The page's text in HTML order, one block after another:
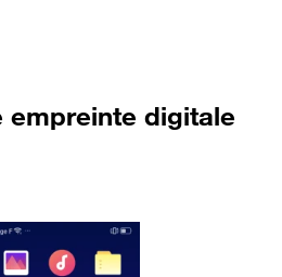
empreinte digitale